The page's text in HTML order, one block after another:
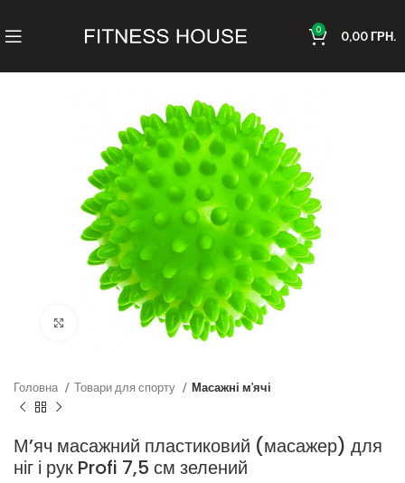
0 0,00ГРН.
Клацніть, щоб збільшити
Головна Товари для спорту Масажні м'ячі
М’яч масажний пластиковий (масажер) для
ніг і рук Profi 7,5 см зелений